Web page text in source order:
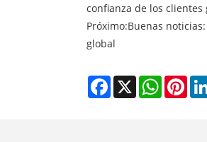
confianza de los clientes
Próximo:Buenas
global
Facebook
X WhatsApp